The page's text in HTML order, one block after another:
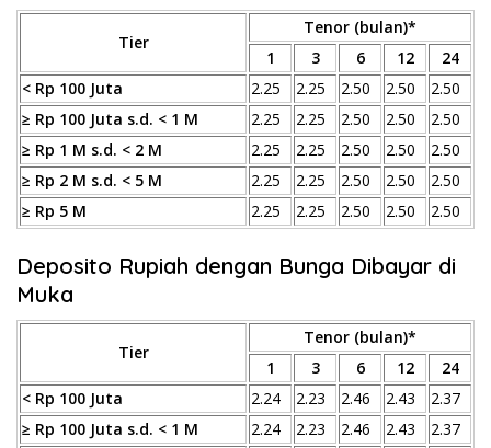
Tier
Tenor (bulan)*
1
3 6 12
24
< Rp 100 Juta
2.25 2.25 2.50 2.50
2.50
≥ Rp 100 Juta s.d. < 1 M
2.25 2.25 2.50 2.50
2.50
≥ Rp 1 M s.d. < 2 M
2.25 2.25 2.50 2.50
2.50
≥ Rp 2 M s.d. < 5 M
2.25 2.25 2.50 2.50
2.50
≥ Rp 5 M
2.25 2.25 2.50 2.50 2.50
Deposito Rupiah dengan Bunga Dibayar di
Muka
Tier
Tenor (bulan)*
1
3 6 12
24
< Rp 100 Juta
2.24 2.23 2.46 2.43
2.37
≥ Rp 100 Juta s.d. < 1 M
2.24 2.23 2.46 2.43
2.37